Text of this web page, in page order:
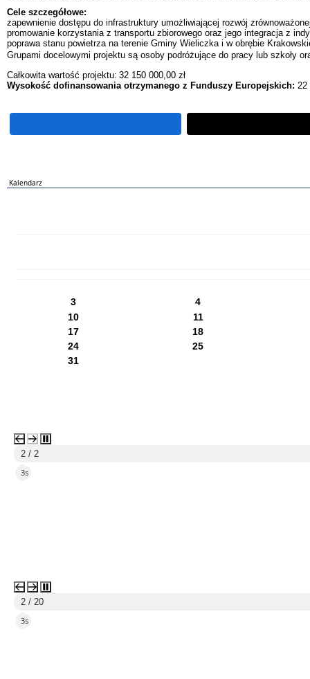
Cele szczegółowe:
zapewnienie dostępu do infrastruktury umożliwiającej rozwój
promowanie korzystania z transportu zbiorowego oraz jego integracja z
poprawa stanu powietrza na terenie Gminy Wieliczka i w obrębie
Grupami docelowymi projektu są osoby podróżujące do pracy lub szkoły
Całkowita wartość projektu: 32 150 000,00 zł
Wysokość dofinansowania otrzymanego z Funduszy Europejskich: 22
Kalendarz
3
4
10
11
17
18
24
25
31
2 / 2
2s
2 / 20
2s